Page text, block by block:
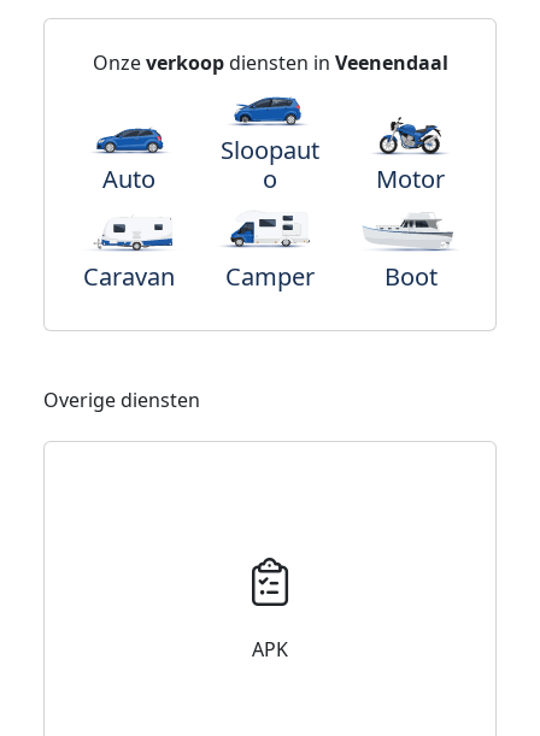
Onzeverkoopdiensten in Veenendaal
Auto
Sloopaut
o
Motor
Caravan Camper Boot
Overige diensten
APK